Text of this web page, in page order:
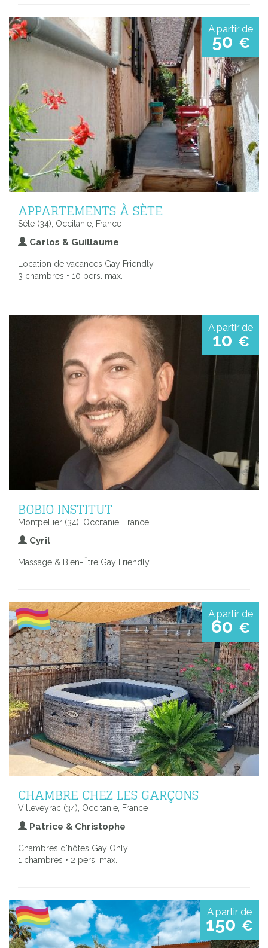
A partir de
50 €
APPARTEMENTS À SÈTE
Sète (34), Occitanie, France
Carlos & Guillaume
Location de vacances Gay Friendly
3 chambres • 10 pers. max.
A partir de
10 €
BOBIO INSTITUT
Montpellier (34), Occitanie, France
Cyril
Massage & Bien-Être Gay Friendly
A partir de
60 €
CHAMBRE CHEZ LES GARÇONS
Villeveyrac (34), Occitanie, France
Patrice & Christophe
Chambres d'hôtes Gay Only
1 chambres • 2 pers. max.
A partir de
150 €